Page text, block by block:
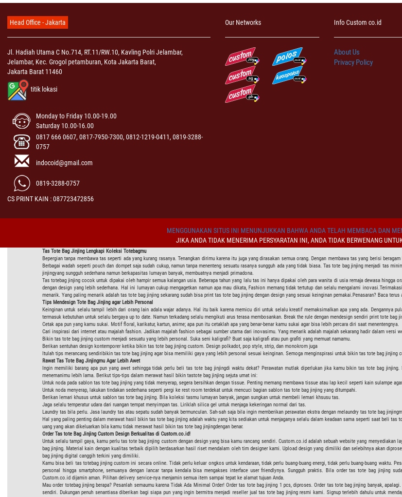
Head Office - Jakarta
Jl. Hadiah Utama C No.714, RT.11/RW.10, Kavling Polri Jelambar,
Jelambar, Kec. Grogol petamburan, Kota Jakarta Barat,
Jakarta Barat 11460
titik lokasi
Monday to Friday 10.00-19.00
Saturday 10.00-16.00
0817 666 0607, 0817-7950-7300, 0812-1219-0411, 0819-3288-
0757
indocoid@gmail.com
0819-3288-0757
CS PRINT KAIN : 087723472856
Our Networks Info Custom co.id
About Us
Privacy Policy
MENGGUNAKAN SITUS INI MENUNJUKKAN BAHWA ANDA TELAH MEMBACA DAN
JIKA ANDA TIDAK MENERIMA PERSYARATAN INI, ANDA TIDAK BERWENANG
Tas Tote Bag Jinjing Lengkapi Koleksi Totebagmu
Bepergian tanpa membawa tas seperti ada yang kurang rasanya. Tenangkan dirimu karena itu juga yang dirasakan semua orang. Dengan membawa tas yang berisi
Berbagai wadah seperti pouch dan dompet saja sudah cukup, namun tanpa menenteng sesuatu rasanya sungguh ada yang tidak biasa. Tas tote bag jinjing menjadi tas
jinjingyang sungguh sederhana namun berkapasitas lumayan banyak, membuatnya menjadi primadona.
Tas totebag jinjing cocok untuk dipakai oleh hampir semua kalangan usia. Beberapa tahun yang lalu tas ini hanya dipakai oleh para wanita di usia remaja dewasa
dengan design yang lebih sederhana. Hal ini lumayan cukup mengagetkan namun apa mau dikata, Fashion memang tidak tertutup dan selalu mengalami
menarik. Yang paling menarik adalah tas tote bag jinjing sekarang sudah bisa print tas tote bag jinjing dengan design yang sesuai keinginan pemakai.Penasaran? Baca
Tips Mendesign Tote Bag Jinjing agar Lebih Personal
Keinginan untuk selalu tampil lebih dari orang lain adala wajar adanya. Hal itu baik karena memicu diri untuk selalu kreatif memaksimalkan apa yang ada. Dengannya
termasuk kebutuhan untuk selalu bergaya up to date. Namun terkadang selalu mengikuti arus terasa membosankan. Break the rule dengan mendesign sendiri print tote
Cetak apa pun yang kamu sukai. Motif floral, karikatur, kartun, anime; apa pun itu cetaklah apa yang benar-benar kamu sukai agar bisa lebih percara diri saat menentengnya.
Cari inspirasi dari internet atau majalah fashion. Jadikan majalah fashion sebagai sumber utama dari inovasimu. Yang menarik adalah majalah sekarang hadir dalam versi
Bikin tas tote bag jinjing custom menjadi sesuatu yang lebih personal. Suka seni kaligrafi? Buat saja kaligrafi atau pun grafiti yang memuat namamu.
Berikan sentuhan design kontemporer ketika bikin tas tote bag jinjing custom. Design polkadot, pop style, strip, dan monokrom juga
Itulah tips merancang sendiribikin tas tote bag jinjing agar bisa memiliki gaya yang lebih personal sesuai keinginan. Semoga menginspirasi untuk bikin tas tote bag jinjing
Rawat Tas Tote Bag Jinjingmu Agar Lebih Awet
Ingin memiliki barang apa pun yang awet sehingga tidak perlu beli tas tote bag jinjingdi waktu dekat? Perawatan mutlak diperlukan jika kamu bikin tas tote bag
menemanimu lebih lama. Berikut tips-tips dalam merawat hasil bikin tastote bag jinjing sejuta umat ini:
Untuk noda pada sablon tas tote bag jinjing yang tidak menyerap, segera bersihkan dengan tissue. Penting memang membawa tissue atau lap kecil seperti kain sulampe
Untuk noda menyerap, lakukan tindakan sederhana seperti pergi ke rest room terdekat untuk mencuci bagian sablon tas tote bag jinjing yang ditumpahi.
Berikan lemari khusus untuk sablon tas tote bag jinjing. Bila koleksi tasmu lumayan banyak, jangan sungkan untuk membeli lemari khsusu tas.
Jaga selalu temperatur udara dari ruangan tempat menyimpan tas. Liriklah silica gel untuk menjaga kekeringan normal dari tas.
Laundry tas bila perlu. Jasa laundry tas atau sepatu sudah banyak bermunculan. Sah-sah saja bila ingin memberikan perawatan ekstra dengan melaundry tas tote bag
Hal yang paling penting dalam merawat hasil bikin tas tote bag jinjing adalah waktu yang kita sediakan untuk menjaganya selalu dalam keadaan sama seperti saat beli
uang yang akan dikeluarkan bila kamu tidak merawat hasil bikin tas tote bag jinjingdengan benar.
Order Tas tote Bag Jinjing Custom Design Berkualitas di Custom.co.id!
Untuk selalu tampil gaya, kamu perlu tas tote bag jinjing custom dengan design yang bisa kamu rancang sendiri. Custom.co.id adalah sebuah website yang menyediakan
bag jinjing. Material kain dengan kualitas terbaik dipilih berdasarkan hasil riset mendalam oleh tim designer kami. Upload design yang dimiliki dan selebihnya akan
bag jinjing digital canggih terkini yang dimiliki.
Kamu bisa beli tas totebag jinjing custom ini secara online. Tidak perlu keluar ongkos untuk kendaraan, tidak perlu buang-buang energi, tidak perlu buang-buang waktu.
personal hingga smartphone, semuanya dengan lancar tanpa kendala bisa mengakses interface user friendlynya. Sungguh praktis. Bila order tas tote bag jinjing
Custom.co.id dijamin aman. Pilihan delivery service-nya menjamin semua item sampai tepat ke alamat tujuan Anda.
Mau order totebag jinjing berapa? Pesanlah semaumu karena Tidak Ada Minimal Order! Order tas tote bag jinjing 1 pcs, diproses. Order tas tote bag jinjing banyak,
sendiri. Dukungan penuh senantiasa diberikan bagi siapa pun yang ingin bermitra menjadi reseller jual tas tote bag jinjing resmi kami. Signup terlebih dahulu untuk